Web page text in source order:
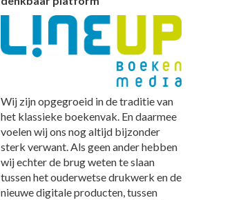
Wij zijn opgegroeid in de traditie van
het klassieke boekenvak. En daarmee
voelen wij ons nog altijd bijzonder
sterk verwant. Als geen ander hebben
wij echter de brug weten te slaan
tussen het ouderwetse drukwerk en de
nieuwe digitale producten, tussen